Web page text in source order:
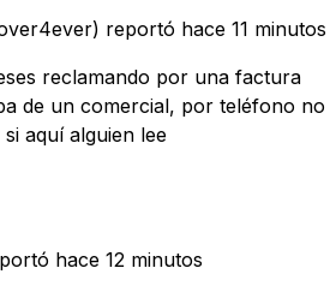
reportó hace 11 minutos
reclamando por una factura
de un comercial, por teléfono no
aquí alguien lee
hace 12 minutos